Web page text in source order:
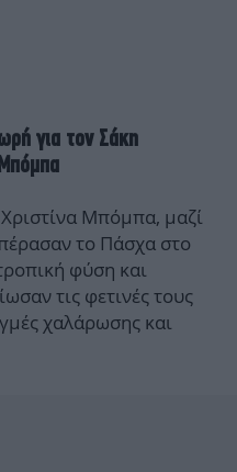
για τον Σάκη
Μπόμπα, μαζί
το Πάσχα στο
φύση και
τις φετινές τους
χαλάρωσης και